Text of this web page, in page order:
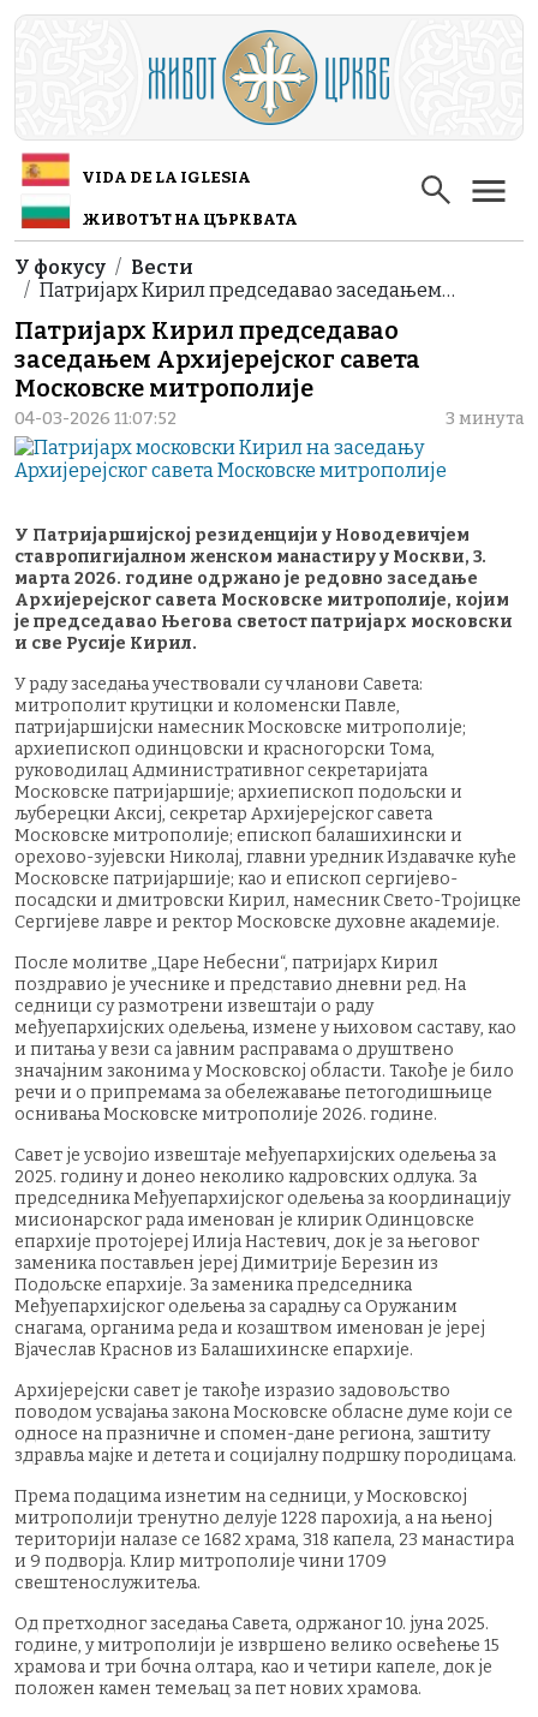
Skip to main content
VIDA DE LA IGLESIA
ЖИВОТЪТ НА ЦЪРКВАТА
Breadcrumb
У фокусу
Вести
Патријарх Кирил председавао заседањем…
Патријарх Кирил председавао
заседањем Архијерејског савета
Московске митрополије
04-03-2026 11:07:52 3 минута
У Патријаршијској резиденцији у Новодевичјем
ставропигијалном женском манастиру у Москви, 3.
марта 2026. године одржано је редовно заседање
Архијерејског савета Московске митрополије, којим
је председавао Његова светост патријарх московски
и све Русије Кирил.
У раду заседања учествовали су чланови Савета:
митрополит крутицки и коломенски Павле,
патријаршијски намесник Московске митрополије;
архиепископ одинцовски и красногорски Тома,
руководилац Административног секретаријата
Московске патријаршије; архиепископ подољски и
љуберецки Аксиј, секретар Архијерејског савета
Московске митрополије; епископ балашихински и
орехово-зујевски Николај, главни уредник Издавачке куће
Московске патријаршије; као и епископ сергијево-
посадски и дмитровски Кирил, намесник Свето-Тројицке
Сергијеве лавре и ректор Московске духовне академије.
После молитве „Царе Небесни“, патријарх Кирил
поздравио је учеснике и представио дневни ред. На
седници су размотрени извештаји о раду
међуепархијских одељења, измене у њиховом саставу, као
и питања у вези са јавним расправама о друштвено
значајним законима у Московској области. Такође је било
речи и о припремама за обележавање петогодишњице
оснивања Московске митрополије 2026. године.
Савет је усвојио извештаје међуепархијских одељења за
2025. годину и донео неколико кадровских одлука. За
председника Међуепархијског одељења за координацију
мисионарског рада именован је клирик Одинцовске
епархије протојереј Илија Настевич, док је за његовог
заменика постављен јереј Димитрије Березин из
Подољске епархије. За заменика председника
Међуепархијског одељења за сарадњу са Оружаним
снагама, органима реда и козаштвом именован је јереј
Вјачеслав Краснов из Балашихинске епархије.
Архијерејски савет је такође изразио задовољство
поводом усвајања закона Московске обласне думе који се
односе на празничне и спомен-дане региона, заштиту
здравља мајке и детета и социјалну подршку породицама.
Према подацима изнетим на седници, у Московској
митрополији тренутно делује 1228 парохија, а на њеној
територији налазе се 1682 храма, 318 капела, 23 манастира
и 9 подворја. Клир митрополије чини 1709
свештенослужитеља.
Од претходног заседања Савета, одржаног 10. јуна 2025.
године, у митрополији је извршено велико освећење 15
храмова и три бочна олтара, као и четири капеле, док је
положен камен темељац за пет нових храмова.